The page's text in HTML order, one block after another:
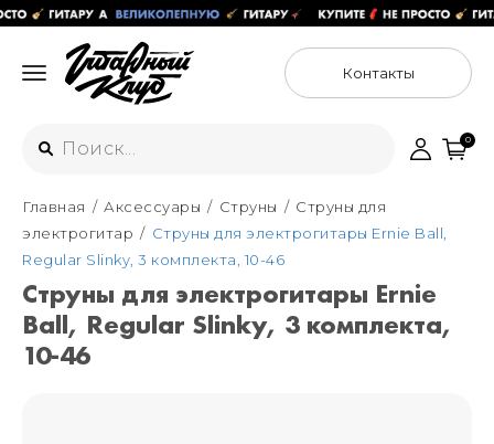
Контакты
Интернет-магазин
+7 (925) 125-54-44
Москва
+7 (925) 176-55-65
ул. Большая Новодмитровская 36с15,
Санкт-Петербург
0
Главная Аксессуары Струны
Струны для
электрогитар
Струны для электрогитары Ernie Ball,
Regular Slinky, 3 комплекта, 10-46
Струны для электрогитары Ernie
Ball, Regular Slinky, 3 комплекта,
10-46